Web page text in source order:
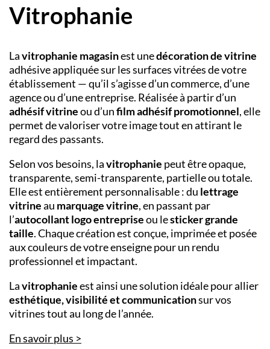
Vitrophanie
Lavitrophanie magasinest unedécoration de vitrine
adhésive appliquée sur les surfaces vitrées de votre
établissement — qu’il s’agisse d’un commerce, d’une
agence ou d’une entreprise. Réalisée à partir d’un
adhésif vitrineou d’unfilm adhésif promotionnel, elle
permet de valoriser votre image tout en attirant le
regard des passants.
Selon vos besoins, lavitrophanie peut être opaque,
transparente, semi-transparente, partielle ou totale.
Elle est entièrement personnalisable : du lettrage
vitrineau marquage vitrine, en passant par
l’autocollant logo entrepriseou lesticker grande
taille. Chaque création est conçue, imprimée et posée
aux couleurs de votre enseigne pour un rendu
professionnel et impactant.
Lavitrophanieest ainsi une solution idéale pour allier
esthétique, visibilité et communicationsur vos
vitrines tout au long de l’année.
En savoir plus